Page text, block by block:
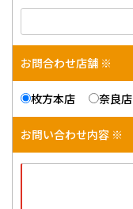
お問合わせ店舗 ※
枚方本店 奈良店
お問い合わせ内容 ※